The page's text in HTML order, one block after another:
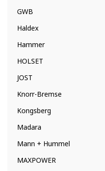
GWB
Haldex
Hammer
HOLSET
JOST
Knorr-Bremse
Kongsberg
Madara
Mann + Hummel
MAXPOWER